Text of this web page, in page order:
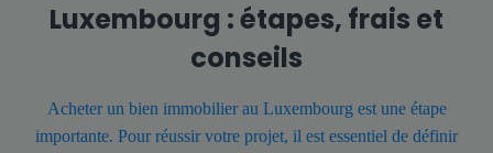
Luxembourg : étapes, frais et
conseils
Acheter un bien immobilier au Luxembourg est une étape
importante. Pour réussir votre projet, il est essentiel de définir